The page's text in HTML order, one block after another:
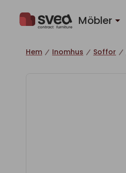
Möbler
Hem Inomhus Soffor